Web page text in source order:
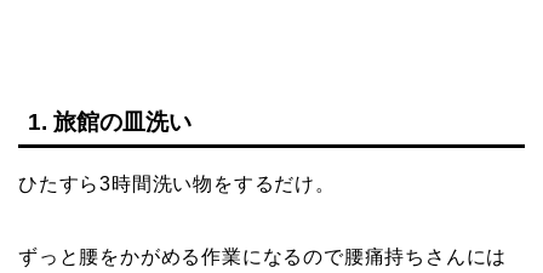
1. 旅館の皿洗い
ひたすら3時間洗い物をするだけ。
ずっと腰をかがめる作業になるので腰痛持ちさんには